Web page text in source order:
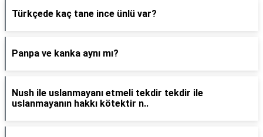
Türkçede kaç tane ince ünlü var?
Panpa ve kanka aynı mı?
Nush ile uslanmayanı etmeli tekdir tekdir ile
uslanmayanın hakkı kötektir n..